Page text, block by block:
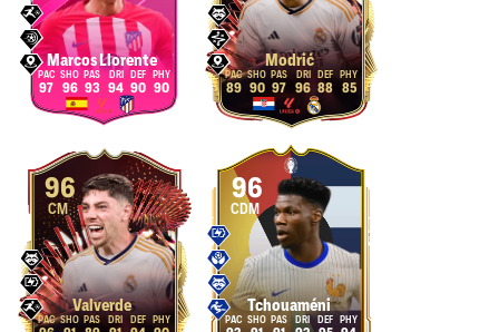
Marcos Llorente
97 96 93 94 90 90
Modrić
89 90 97 96 88 85
96
CM
Valverde
96
CDM
Tchouaméni